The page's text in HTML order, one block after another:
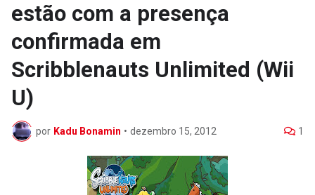
estão com a presença
confirmada em
Scribblenauts Unlimited (Wii
U)
por Kadu Bonamin • dezembro 15, 2012 1